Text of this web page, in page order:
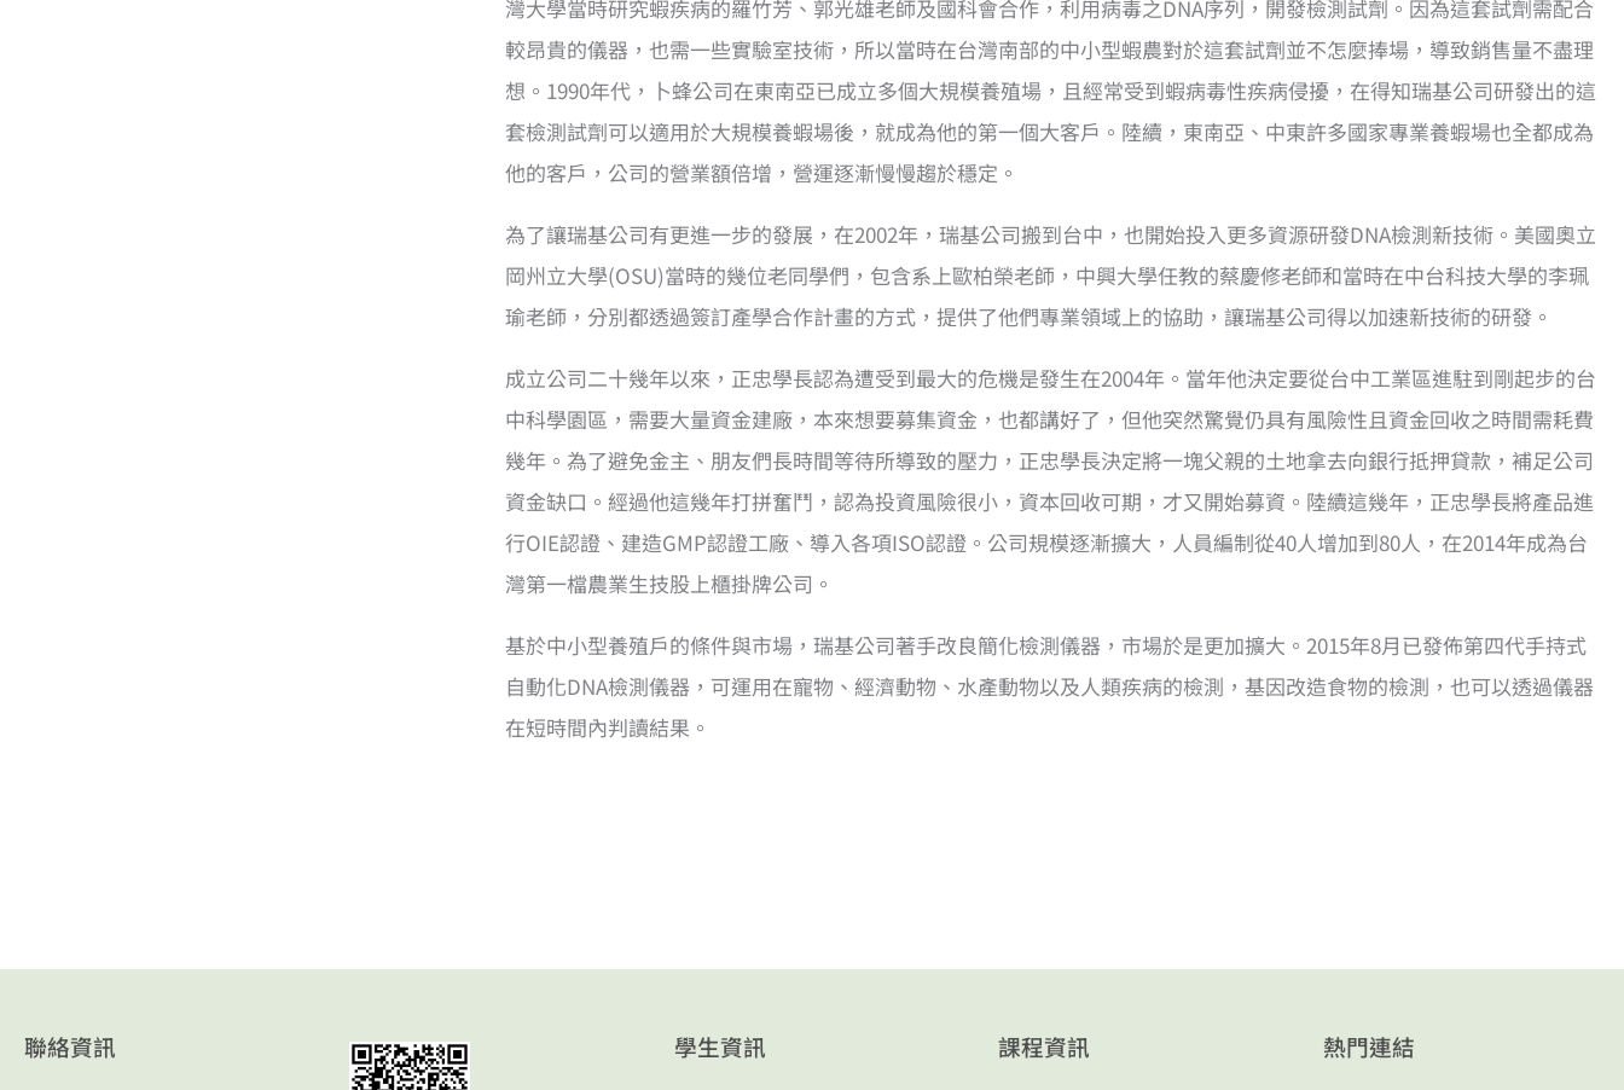
灣大學當時研究蝦疾病的羅竹芳、郭光雄老師及國科會合作，利用病毒之DNA序列，開發檢測試劑。因為這套試劑需配合
較昂貴的儀器，也需一些實驗室技術，所以當時在台灣南部的中小型蝦農對於這套試劑並不怎麼捧場，導致銷售量不盡理
想。1990年代，卜蜂公司在東南亞已成立多個大規模養殖場，且經常受到蝦病毒性疾病侵擾，在得知瑞基公司研發出的這
套檢測試劑可以適用於大規模養蝦場後，就成為他的第一個大客戶。陸續，東南亞、中東許多國家專業養蝦場也全都成為
他的客戶，公司的營業額倍增，營運逐漸慢慢趨於穩定。
為了讓瑞基公司有更進一步的發展，在2002年，瑞基公司搬到台中，也開始投入更多資源研發DNA檢測新技術。美國奧立
岡州立大學(OSU)當時的幾位老同學們，包含系上歐柏榮老師，中興大學任教的蔡慶修老師和當時在中台科技大學的李珮
瑜老師，分別都透過簽訂產學合作計畫的方式，提供了他們專業領域上的協助，讓瑞基公司得以加速新技術的研發。
成立公司二十幾年以來，正忠學長認為遭受到最大的危機是發生在2004年。當年他決定要從台中工業區進駐到剛起步的台
中科學園區，需要大量資金建廠，本來想要募集資金，也都講好了，但他突然驚覺仍具有風險性且資金回收之時間需耗費
幾年。為了避免金主、朋友們長時間等待所導致的壓力，正忠學長決定將一塊父親的土地拿去向銀行抵押貸款，補足公司
資金缺口。經過他這幾年打拼奮鬥，認為投資風險很小，資本回收可期，才又開始募資。陸續這幾年，正忠學長將產品進
行OIE認證、建造GMP認證工廠、導入各項ISO認證。公司規模逐漸擴大，人員編制從40人增加到80人，在2014年成為台
灣第一檔農業生技股上櫃掛牌公司。
基於中小型養殖戶的條件與市場，瑞基公司著手改良簡化檢測儀器，市場於是更加擴大。2015年8月已發佈第四代手持式
自動化DNA檢測儀器，可運用在寵物、經濟動物、水產動物以及人類疾病的檢測，基因改造食物的檢測，也可以透過儀器
在短時間內判讀結果。
聯絡資訊 學生資訊 課程資訊 熱門連結